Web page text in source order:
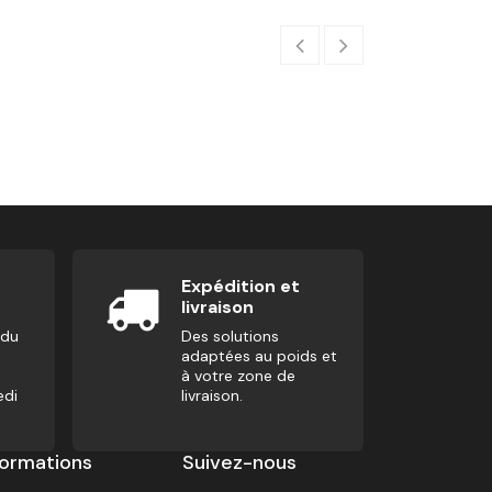
Expédition et
livraison
Des solutions
adaptées au poids et
à votre zone de
livraison.
Suivez-nous